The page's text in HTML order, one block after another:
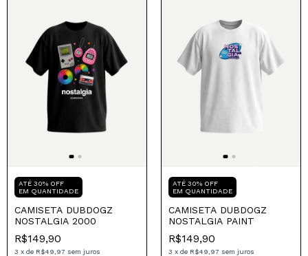
ATÉ 30% OFF
EM QUANTIDADE
CAMISETA DUBDOGZ
NOSTALGIA 2000
R$149,90
3 x de R$49,97 sem juros
ATÉ 30% OFF
EM QUANTIDADE
CAMISETA DUBDOGZ
NOSTALGIA PAINT
R$149,90
3 x de R$49,97 sem juros